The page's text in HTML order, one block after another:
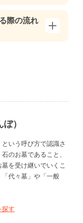
際の流れ
）
いう呼び方で認識さ
のお墓であること、
を受け継いでいくこ
代々墓」や「一般
探す